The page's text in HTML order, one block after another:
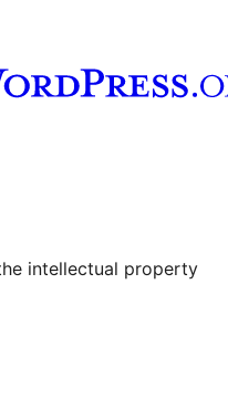
de YouTube
cuenta de Tumblr
intellectual property